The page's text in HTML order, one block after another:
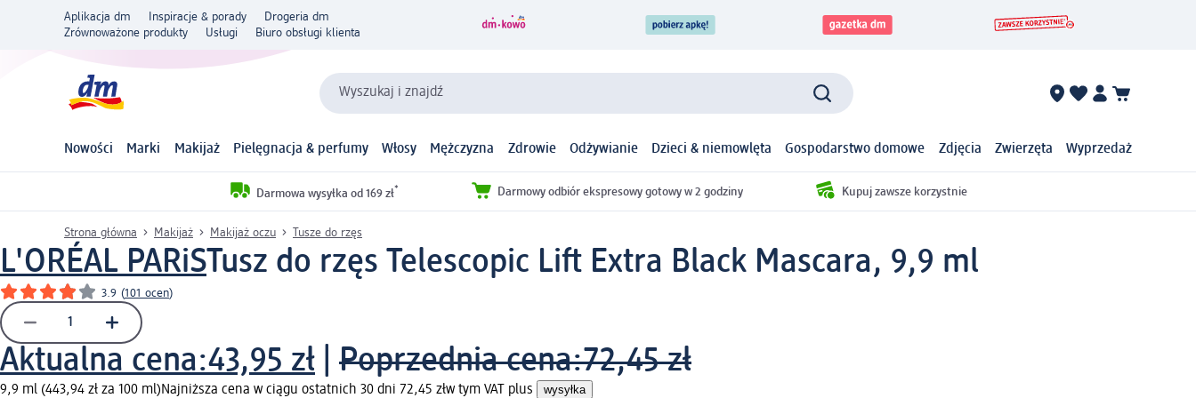
Aplikacja dm Inspiracje & porady
Drogeria dm
Zrównoważone produkty
Usługi Biuro obsługi klienta
Wyszukaj i znajdź
Nowości Marki Makijaż Pielęgnacja & perfumy Włosy Mężczyzna Zdrowie Odżywianie Dzieci & niemowlęta Gospodarstwo domowe Zdjęcia Zwierzęta Wyprzedaż
Darmowa wysyłka od 169 zł* Darmowy odbiór ekspresowy gotowy w 2 godziny Kupuj zawsze korzystnie
Strona główna Makijaż Makijaż oczu Tusze do rzęs
L'ORÉAL PARiSTusz do rzęs Telescopic Lift Extra Black Mascara, 9,9 ml
3.9 (101 ocen)
Aktualna cena:43,95 zł Poprzednia cena:72,45 zł
9,9 ml (443,94 zł za 100 ml)Najniższa cena w ciągu ostatnich 30 dni 72,45 złw tym VAT plus wysyłka